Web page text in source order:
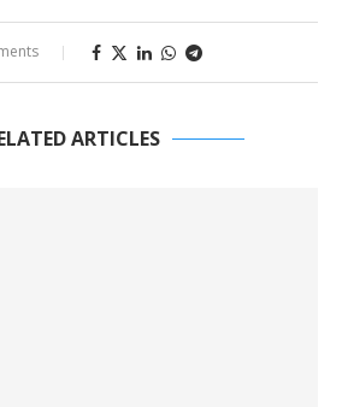
ARTICLES